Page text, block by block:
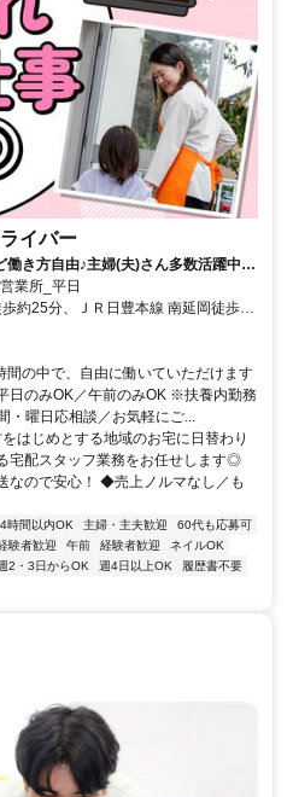
イバー
き方自由♪主婦(夫)さん多数活躍中！
んの行事でのお休みなども取りやす
業所_平日
約25分、ＪＲ日豊本線 南延岡徒歩約
崎県）徒歩約68分
の中で、自由に働いていただけます
のみOK／午前のみOK ※扶養内勤務
・曜日応相談／お気軽にご...
はじめとする地域のお宅に日替わり
宅配スタッフ業務をお任せします◎
なので安心！ ◆売上ノルマなし／も
時間以内OK 主婦・主夫歓迎
60代も応募可
験者歓迎 午前 経験者歓迎
ネイルOK
2・3日からOK 週4日以上OK
履歴書不要